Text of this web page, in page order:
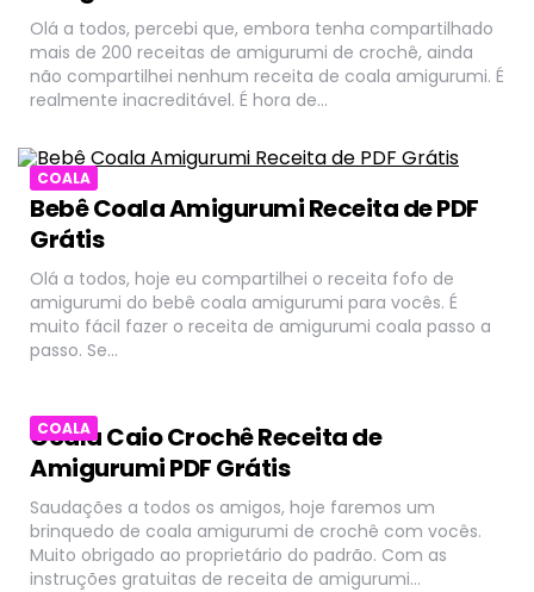
Olá a todos, percebi que, embora tenha compartilhado
mais de 200 receitas de amigurumi de crochê, ainda
não compartilhei nenhum receita de coala amigurumi. É
realmente inacreditável. É hora de…
COALA
Bebê Coala Amigurumi Receita de PDF
Grátis
Olá a todos, hoje eu compartilhei o receita fofo de
amigurumi do bebê coala amigurumi para vocês. É
muito fácil fazer o receita de amigurumi coala passo a
passo. Se…
COALA
Coala Caio Crochê Receita de
Amigurumi PDF Grátis
Saudações a todos os amigos, hoje faremos um
brinquedo de coala amigurumi de crochê com vocês.
Muito obrigado ao proprietário do padrão. Com as
instruções gratuitas de receita de amigurumi…